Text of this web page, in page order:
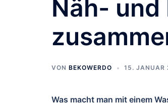
Näh-
VON BEKOWERDO 15. JANUAR
Was macht man mit einem